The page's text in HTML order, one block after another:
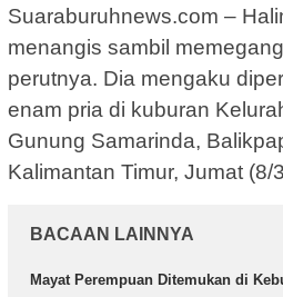
Suaraburuhnews.com –
menangis sambil
perutnya. Dia mengaku
enam pria di kuburan
Gunung Samarinda,
Kalimantan Timur, Jumat (8/
BACAAN LAINNYA
Mayat Perempuan Ditemukan di